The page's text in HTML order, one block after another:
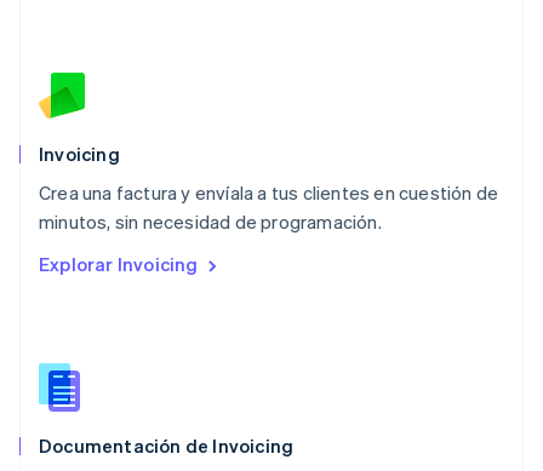
Invoicing
Crea una factura y envíala a tus clientes en cuestión de
minutos, sin necesidad de programación.
Explorar Invoicing
Documentación de Invoicing
English
México
Noruega
English
Nueva Zelanda
English
NederlandsEnglish
Português
RAE de Hong Kong, China
Reino Unido